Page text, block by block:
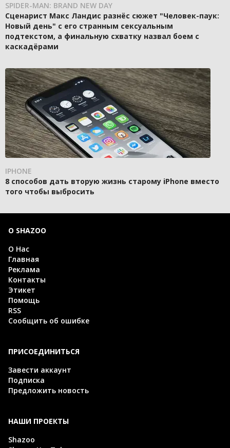
SPIDER-MAN: BRAND NEW DAY
Сценарист Макс Ландис разнёс сюжет "Человек-паук:
Новый день" с его странным сексуальным
подтекстом, а финальную схватку назвал боем с
каскадёрами
IPHONE
8 способов дать вторую жизнь старому iPhone вместо
того чтобы выбросить
О SHAZOO
О Нас
Главная
Реклама
Контакты
Этикет
Помощь
RSS
Сообщить об ошибке
ПРИСОЕДИНИТЬСЯ
Завести аккаунт
Подписка
Предложить новость
НАШИ ПРОЕКТЫ
Shazoo